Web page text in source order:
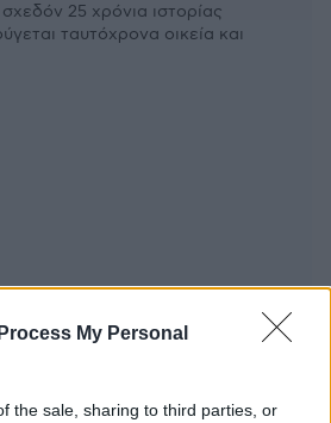
My Personal
the sale, sharing to third parties, or
25 χρόνια ιστορίας
ταυτόχρονα οικεία και
Williams